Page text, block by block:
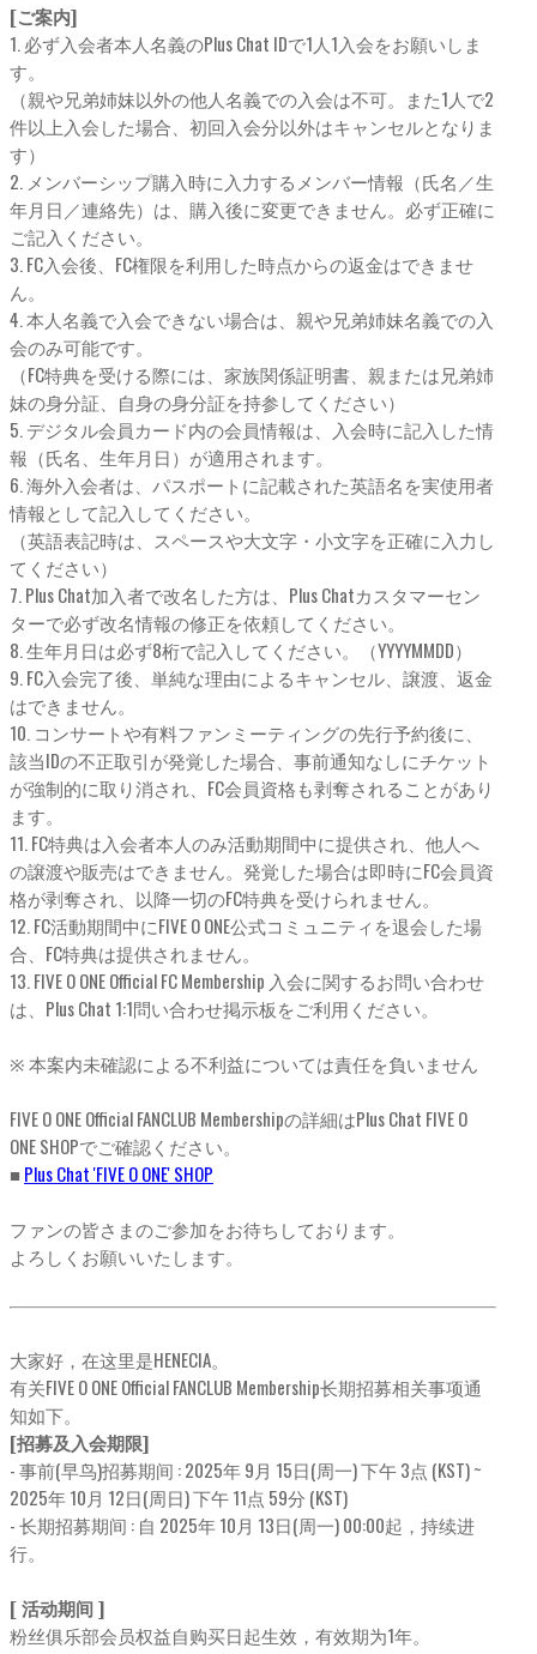
[ご案内]
1. 必ず入会者本人名義のPlus Chat IDで1人1入会をお願いしま
す。
（親や兄弟姉妹以外の他人名義での入会は不可。また1人で2
件以上入会した場合、初回入会分以外はキャンセルとなりま
す）
2. メンバーシップ購入時に入力するメンバー情報（氏名／生
年月日／連絡先）は、購入後に変更できません。必ず正確に
ご記入ください。
3. FC入会後、FC権限を利用した時点からの返金はできませ
ん。
4. 本人名義で入会できない場合は、親や兄弟姉妹名義での入
会のみ可能です。
（FC特典を受ける際には、家族関係証明書、親または兄弟姉
妹の身分証、自身の身分証を持参してください）
5. デジタル会員カード内の会員情報は、入会時に記入した情
報（氏名、生年月日）が適用されます。
6. 海外入会者は、パスポートに記載された英語名を実使用者
情報として記入してください。
（英語表記時は、スペースや大文字・小文字を正確に入力し
てください）
7. Plus Chat加入者で改名した方は、Plus Chatカスタマーセン
ターで必ず改名情報の修正を依頼してください。
8. 生年月日は必ず8桁で記入してください。（YYYYMMDD）
9. FC入会完了後、単純な理由によるキャンセル、譲渡、返金
はできません。
10. コンサートや有料ファンミーティングの先行予約後に、
該当IDの不正取引が発覚した場合、事前通知なしにチケット
が強制的に取り消され、FC会員資格も剥奪されることがあり
ます。
11. FC特典は入会者本人のみ活動期間中に提供され、他人へ
の譲渡や販売はできません。発覚した場合は即時にFC会員資
格が剥奪され、以降一切のFC特典を受けられません。
12. FC活動期間中にFIVE O ONE公式コミュニティを退会した場
合、FC特典は提供されません。
13. FIVE O ONE Official FC Membership 入会に関するお問い合わせ
は、Plus Chat 1:1問い合わせ掲示板をご利用ください。
※ 本案内未確認による不利益については責任を負いません
FIVE O ONE Official FANCLUB Membershipの詳細はPlus Chat FIVE O
ONE SHOPでご確認ください。
■Plus Chat 'FIVE O ONE' SHOP
ファンの皆さまのご参加をお待ちしております。
よろしくお願いいたします。
大家好，在这里是HENECIA。
有关FIVE O ONE Official FANCLUB Membership长期招募相关事项通
知如下。
[招募及入会期限]
- 事前(早鸟)招募期间 : 2025年 9月 15日(周一) 下午 3点 (KST) ~
2025年 10月 12日(周日) 下午 11点 59分 (KST)
- 长期招募期间 : 自 2025年 10月 13日(周一) 00:00起，持续进
行。
[ 活动期间 ]
粉丝俱乐部会员权益自购买日起生效，有效期为1年。